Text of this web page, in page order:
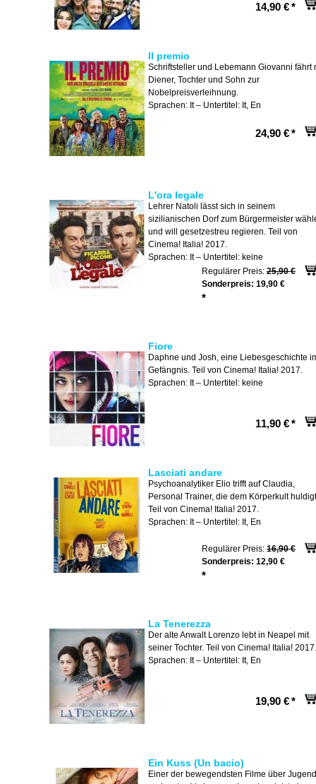
14,90 €*
Il premio
Schriftsteller und Lebemann Giovanni fährt
Diener, Tochter und Sohn zur
Nobelpreisverleihnung.
Sprachen: It – Untertitel: It, En
24,90 €*
L'ora legale
Lehrer Natoli lässt sich in seinem
sizilianischen Dorf zum Bürgermeister
und will gesetzestreu regieren. Teil von
Cinema! Italia! 2017.
Sprachen: It – Untertitel: keine
Regulärer Preis: 25,90 €
Sonderpreis: 19,90 €
*
Fiore
Daphne und Josh, eine Liebesgeschichte
Gefängnis. Teil von Cinema! Italia! 2017.
Sprachen: It – Untertitel: keine
11,90 €*
Lasciati andare
Psychoanalytiker Elio trifft auf Claudia,
Personal Trainer, die dem Körperkult
Teil von Cinema! Italia! 2017.
Sprachen: It – Untertitel: It, En
Regulärer Preis: 16,90 €
Sonderpreis: 12,90 €
*
La Tenerezza
Der alte Anwalt Lorenzo lebt in Neapel mit
seiner Tochter. Teil von Cinema! Italia! 2017.
Sprachen: It – Untertitel: It, En
19,90 €*
Ein Kuss (Un bacio)
Einer der bewegendsten Filme über Jugend